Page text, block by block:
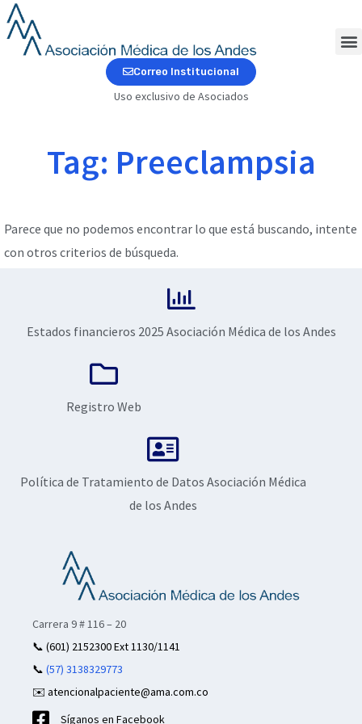
al
contenido
Correo Institucional
Uso exclusivo de Asociados
Tag: Preeclampsia
Parece que no podemos encontrar lo que está buscando, intente
con otros criterios de búsqueda.
Estados financieros 2025 Asociación Médica de los Andes
Registro Web
Política de Tratamiento de Datos Asociación Médica
de los Andes
Carrera 9 # 116 – 20
📞 (601) 2152300 Ext 1130/1141
📞 (57) 3138329773
✉️ atencionalpaciente@ama.com.co
Síganos en Facebook